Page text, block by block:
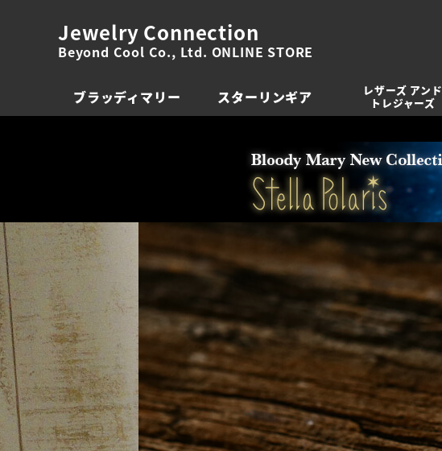
Jewelry Connection
Beyond Cool Co., Ltd. ONLINE STORE
ブラッディマリー スターリンギア
レザーズ アンド
トレジャーズ